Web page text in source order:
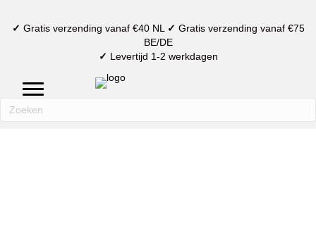
✓ Gratis verzending vanaf €40 NL ✓ Gratis verzending vanaf €75
BE/DE
✓ Levertijd 1-2 werkdagen